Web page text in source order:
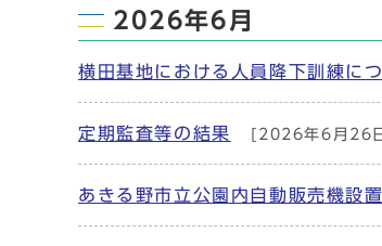
2026年6月
横田基地における人員降下訓練に
定期監査等の結果 [2026年6月26
あきる野市立公園内自動販売機設